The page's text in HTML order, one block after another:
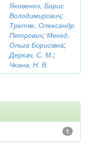
Яковенко, Борис
Володимирович;
Третяк, Олександр
Петрович; Мехед,
Ольга Борисівна;
Деркач, С. М.;
Чкана, Н. В.
1